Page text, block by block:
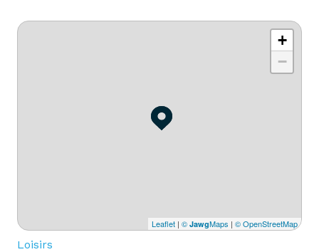
+
−
Leaflet | © JawgMaps | © OpenStreetMap
Loisirs